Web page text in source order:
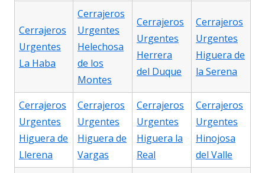
Cerrajeros
Urgentes
La Haba
Cerrajeros
Urgentes
Helechosa
de los
Montes
Cerrajeros
Urgentes
Herrera
del Duque
Cerrajeros
Urgentes
Higuera de
la Serena
Cerrajeros
Urgentes
Higuera de
Llerena
Cerrajeros
Urgentes
Higuera de
Vargas
Cerrajeros
Urgentes
Higuera la
Real
Cerrajeros
Urgentes
Hinojosa
del Valle